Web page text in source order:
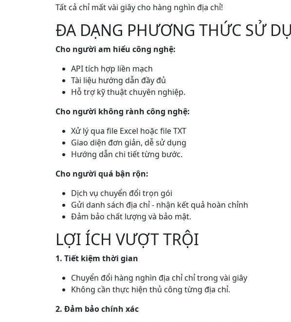
Tất cả chỉ mất vài giây cho hàng nghìn địa chỉ!
ĐA DẠNG PHƯƠNG THỨC SỬ
Cho người am hiểu công nghệ:
API tích hợp liền mạch
Tài liệu hướng dẫn đầy đủ
Hỗ trợ kỹ thuật chuyên nghiệp.
Cho người không rành công nghệ:
Xử lý qua file Excel hoặc file TXT
Giao diện đơn giản, dễ sử dụng
Hướng dẫn chi tiết từng bước.
Cho người quá bận rộn:
Dịch vụ chuyển đổi trọn gói
Gửi danh sách địa chỉ - nhận kết quả hoàn chỉnh
Đảm bảo chất lượng và bảo mật.
LỢI ÍCH VƯỢT TRỘI
1. Tiết kiệm thời gian
Chuyển đổi hàng nghìn địa chỉ chỉ trong vài giây
Không cần thực hiện thủ công từng địa chỉ.
2. Đảm bảo chính xác